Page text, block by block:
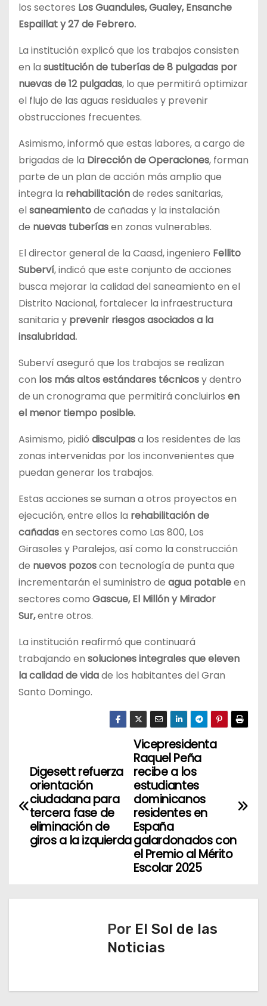
los sectores Los Guandules, Gualey, Ensanche
Espaillat y 27 de Febrero.
La institución explicó que los trabajos consisten
en la sustitución de tuberías de 8 pulgadas por
nuevas de 12 pulgadas, lo que permitirá optimizar
el flujo de las aguas residuales y prevenir
obstrucciones frecuentes.
Asimismo, informó que estas labores, a cargo de
brigadas de la Dirección de Operaciones, forman
parte de un plan de acción más amplio que
integra la rehabilitaciónde redes sanitarias,
elsaneamientode cañadas y la instalación
de nuevas tuberíasen zonas vulnerables.
El director general de la Caasd, ingeniero Fellito
Suberví, indicó que este conjunto de acciones
busca mejorar la calidad del saneamiento en el
Distrito Nacional, fortalecer la infraestructura
sanitaria y prevenir riesgos asociados a la
insalubridad.
Suberví aseguró que los trabajos se realizan
con los más altos estándares técnicosy dentro
de un cronograma que permitirá concluirlos en
el menor tiempo posible.
Asimismo, pidió disculpasa los residentes de las
zonas intervenidas por los inconvenientes que
puedan generar los trabajos.
Estas acciones se suman a otros proyectos en
ejecución, entre ellos la rehabilitación de
cañadasen sectores como Las 800, Los
Girasoles y Paralejos, así como la construcción
de nuevos pozoscon tecnología de punta que
incrementarán el suministro de agua potableen
sectores como Gascue, El Millón y Mirador
Sur,entre otros.
La institución reafirmó que continuará
trabajando en soluciones integrales que eleven
la calidad de vidade los habitantes del Gran
Santo Domingo.
v
c
Vicepresidenta
Raquel Peña
recibe a los
estudiantes
dominicanos
residentes en
España
galardonados con
el Premio al Mérito
Escolar 2025
Digesett refuerza
orientación
ciudadana para
tercera fase de
eliminación de
giros a la izquierda
Por El Sol de las
Noticias